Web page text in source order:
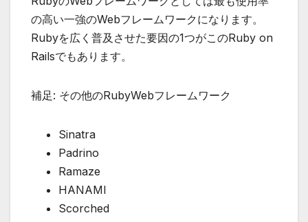
の高い一強のWebフレームワーク になります。
Rubyを広く普及させた要因の1つがこのRuby on
Railsでもあります。
補足: その他のRubyWebフレームワーク
Sinatra
Padrino
Ramaze
HANAMI
Scorched